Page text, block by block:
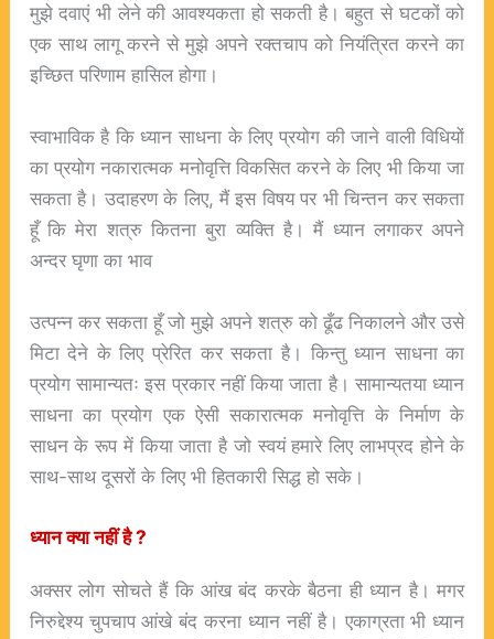
मुझे दवाएं भी लेने की आवश्यकता हो सकती है। बहुत से घटकों को
एक साथ लागू करने से मुझे अपने रक्तचाप को नियंत्रित करने का
इच्छित परिणाम हासिल होगा।
स्वाभाविक है कि ध्यान साधना के लिए प्रयोग की जाने वाली विधियों
का प्रयोग नकारात्मक मनोवृत्ति विकसित करने के लिए भी किया जा
सकता है। उदाहरण के लिए, मैं इस विषय पर भी चिन्तन कर सकता
हूँ कि मेरा शत्रु कितना बुरा व्यक्ति है। मैं ध्यान लगाकर अपने
अन्दर घृणा का भाव
उत्पन्न कर सकता हूँ जो मुझे अपने शत्रु को ढूँढ निकालने और उसे
मिटा देने के लिए प्रेरित कर सकता है। किन्तु ध्यान साधना का
प्रयोग सामान्यतः इस प्रकार नहीं किया जाता है। सामान्यतया ध्यान
साधना का प्रयोग एक ऐसी सकारात्मक मनोवृत्ति के निर्माण के
साधन के रूप में किया जाता है जो स्वयं हमारे लिए लाभप्रद होने के
साथ-साथ दूसरों के लिए भी हितकारी सिद्ध हो सके।
ध्यानक्यानहींहै ?
अक्सर लोग सोचते हैं कि आंख बंद करके बैठना ही ध्यान है। मगर
निरुद्देश्य चुपचाप आंखे बंद करना ध्यान नहीं है। एकाग्रता भी ध्यान